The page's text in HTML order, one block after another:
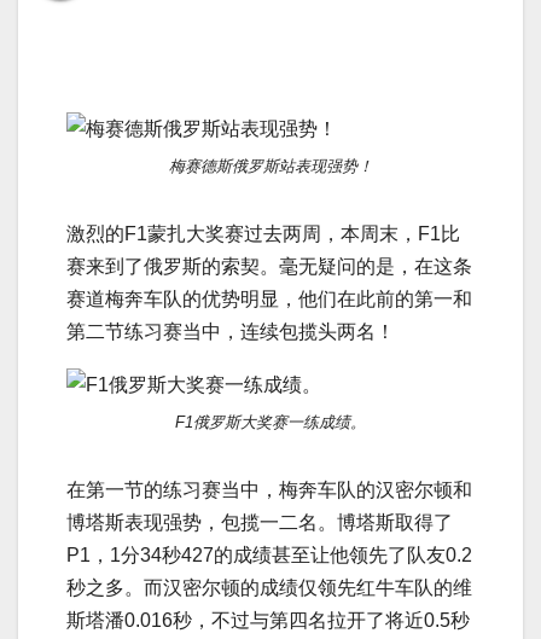
梅赛德斯俄罗斯站表现强势！
激烈的F1蒙扎大奖赛过去两周，本周末，F1比
赛来到了俄罗斯的索契。毫无疑问的是，在这条
赛道梅奔车队的优势明显，他们在此前的第一和
第二节练习赛当中，连续包揽头两名！
F1俄罗斯大奖赛一练成绩。
在第一节的练习赛当中，梅奔车队的汉密尔顿和
博塔斯表现强势，包揽一二名。博塔斯取得了
P1，1分34秒427的成绩甚至让他领先了队友0.2
秒之多。而汉密尔顿的成绩仅领先红牛车队的维
斯塔潘0.016秒，不过与第四名拉开了将近0.5秒